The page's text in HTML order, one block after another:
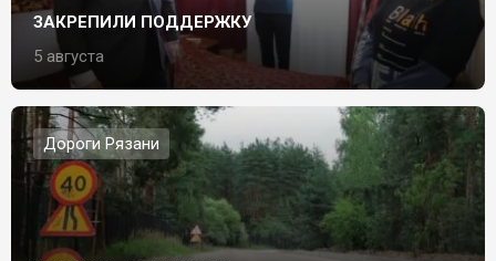
ЗАКРЕПИЛИ ПОДДЕРЖКУ
5 августа
Дороги Рязани